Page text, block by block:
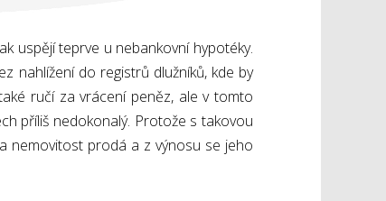
uspějí teprve u nebankovní hypotéky.
nahlížení do registrů dlužníků, kde by
ručí za vrácení peněz, ale v tomto
příliš nedokonalý. Protože s takovou
nemovitost prodá a z výnosu se jeho